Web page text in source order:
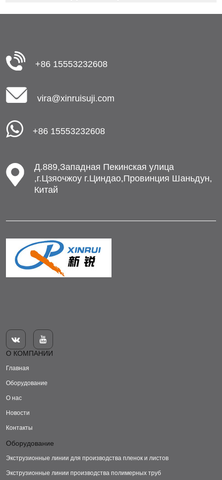
+86 15553232608
vira@xinruisuji.com
+86 15553232608
Д.889,Западная Пекинская улица
,г.Цзяочжоу г.Циндао,Провинция Шаньдун,
Китай


О КОМПАНИИ
Главная
Оборудование
О нас
Новости
Контакты
Оборудование
Экструзионные линии для производства пленок и листов
Экструзионные линии производства полимерных труб